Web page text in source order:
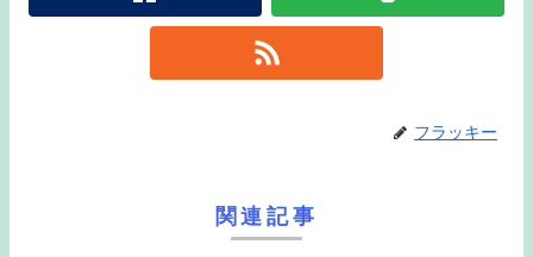
フラッキー
関連記事